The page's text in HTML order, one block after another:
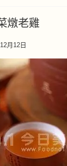
燉老雞
月12日